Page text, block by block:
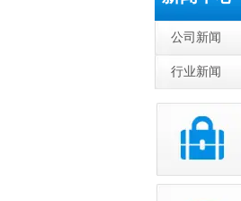
公司新闻
行业新闻